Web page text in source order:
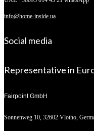
info@home-inside.ua
Social media
Representative in
Fairpoint GmbH
Sonnenweg 10, 32602 Vlotho,